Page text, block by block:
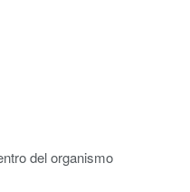
del organismo